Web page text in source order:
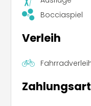
Bocciaspiel
Verleih